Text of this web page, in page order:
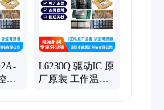
、频率综合器、便携式仪
制
L6230Q 驱动IC 原
厂原装 工作温度